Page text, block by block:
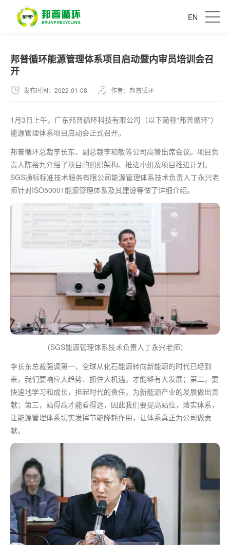
EN
邦普循环能源管理体系项目启动暨内审员培训会召
开
发布时间：2022-01-08 作者：邦普循环
1月3日上午，广东邦普循环科技有限公司（以下简称“邦普循环”）
能源管理体系项目启动会正式召开。
邦普循环总裁李长东、副总裁李和敏等公司高管出席会议。项目负
责人陈裕九介绍了项目的组织架构、推进小组及项目推进计划。
SGS通标标准技术服务有限公司能源管理体系技术负责人丁永兴老
师针对ISO50001能源管理体系及其建设等做了详细介绍。
（SGS能源管理体系技术负责人丁永兴老师）
李长东总裁强调第一，全球从化石能源转向新能源的时代已经到
来，我们要响应大趋势、抓住大机遇，才能够有大发展；第二，要
快速地学习和成长，担起时代的责任，为新能源产业的发展做出贡
献；第三，站得高才能看得远，因此我们要提高站位，落实体系，
让能源管理体系切实发挥节能降耗作用，让体系真正为公司做贡
献。